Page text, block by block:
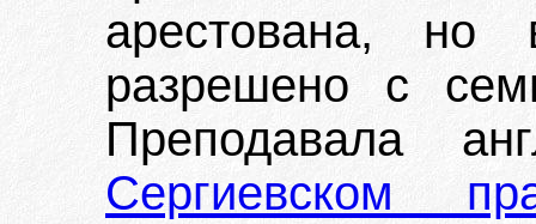
арестована,
разрешено с
Преподавала
Сергиевском